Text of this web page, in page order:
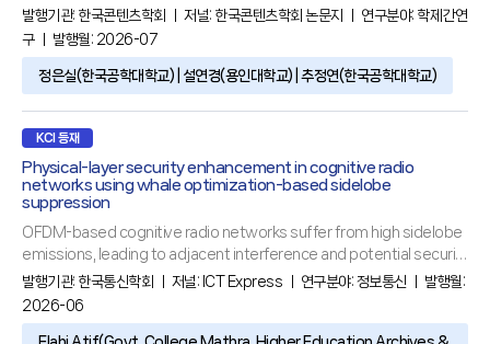
키고 있다. 본 연구는 전국 고등학교 교사를 200명을 대상으로 한 구조화된 설문
조사와 개방형 서면 자문을 수집하여, 양적 통계 분석과 질적 내용분석을 통합한
삼각검증(triangulation)을 통해 공학계열 학업역량 평가의 준거와 해석 한계를
규명하였다. 설문은 과목선택경로, 심화과목 이수, 평가 공정성 등에 대한 인식을
중심으로 구성되었다. 분석 결과, 고교학점제 환경에서 공학계열
발행기관: 한국콘텐츠학회 ㅣ 저널: 한국콘텐츠학회 논문지 ㅣ 연구분야: 학제간연
구
ㅣ 발행월: 2026-07
정은실(한국공학대학교) | 설연경(용인대학교) | 추정연(한국공학대학교)
KCI 등재
Physical-layer security enhancement in cognitive radio
networks using whale optimization-based sidelobe
suppression
OFDM-based cognitive radio networks suffer from high sidelobe
emissions, leading to adjacent interference and potential security
vulnerabilities. This paper introduces a Whale Optimization
Algorithm (WOA)-based cancellation carrier (CC) approach for
sidelobe suppression. Unlike conventional fixed-amplitude
발행기관: 한국통신학회 ㅣ 저널: ICT Express ㅣ 연구분야: 정보통신
2026-06